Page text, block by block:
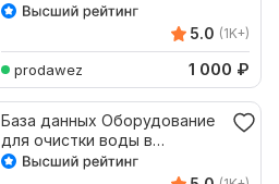
5.0 (1K+)
prodawez 1 000 ₽
База данных Оборудование
для очистки воды в
Екатеринбурге